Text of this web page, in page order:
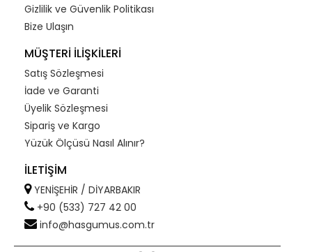
Gizlilik ve Güvenlik Politikası
Bize Ulaşın
MÜŞTERİ İLİŞKİLERİ
Satış Sözleşmesi
İade ve Garanti
Üyelik Sözleşmesi
Sipariş ve Kargo
Yüzük Ölçüsü Nasıl Alınır?
İLETİŞİM
YENİŞEHİR / DİYARBAKIR
+90 (533) 727 42 00
info@hasgumus.com.tr